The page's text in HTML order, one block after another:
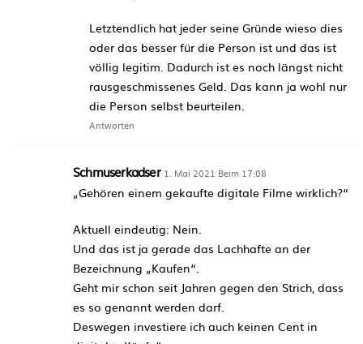
Letztendlich hat jeder seine Gründe wieso dies
oder das besser für die Person ist und das ist
völlig legitim. Dadurch ist es noch längst nicht
rausgeschmissenes Geld. Das kann ja wohl nur
die Person selbst beurteilen.
Antworten
Schmuserkadser 1. Mai 2021 Beim 17:08
„Gehören einem gekaufte digitale Filme wirklich?“
Aktuell eindeutig: Nein.
Und das ist ja gerade das Lachhafte an der
Bezeichnung „Kaufen“.
Geht mir schon seit Jahren gegen den Strich, dass
es so genannt werden darf.
Deswegen investiere ich auch keinen Cent in